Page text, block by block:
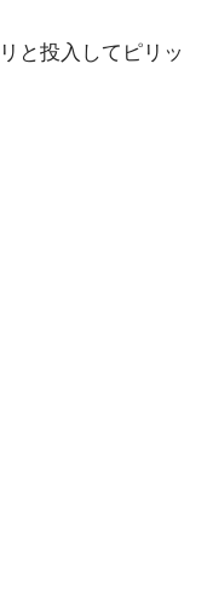
と投入してピリッ